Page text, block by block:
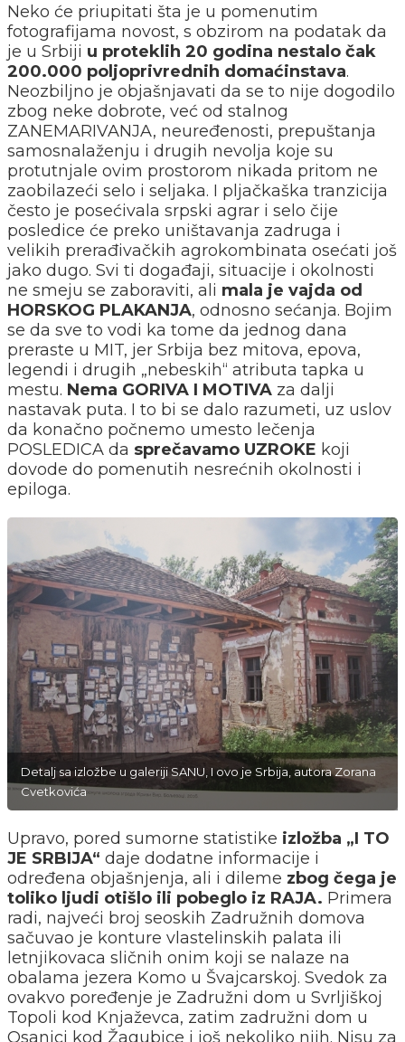
Neko će priupitati šta je u pomenutim
fotografijama novost, s obzirom na podatak da
je u Srbiji u proteklih 20 godina nestalo čak
200.000 poljoprivrednih domaćinstava.
Neozbiljno je objašnjavati da se to nije dogodilo
zbog neke dobrote, već od stalnog
ZANEMARIVANJA, neuređenosti, prepuštanja
samosnalaženju i drugih nevolja koje su
protutnjale ovim prostorom nikada pritom ne
zaobilazeći selo i seljaka. I pljačkaška tranzicija
često je posećivala srpski agrar i selo čije
posledice će preko uništavanja zadruga i
velikih prerađivačkih agrokombinata osećati još
jako dugo. Svi ti događaji, situacije i okolnosti
ne smeju se zaboraviti, ali mala je vajda od
HORSKOG PLAKANJA, odnosno sećanja. Bojim
se da sve to vodi ka tome da jednog dana
preraste u MIT, jer Srbija bez mitova, epova,
legendi i drugih „nebeskih“ atributa tapka u
mestu. Nema GORIVA I MOTIVA za dalji
nastavak puta. I to bi se dalo razumeti, uz uslov
da konačno počnemo umesto lečenja
POSLEDICA da sprečavamo UZROKE koji
dovode do pomenutih nesrećnih okolnosti i
epiloga.
Detalj sa izložbe u galeriji SANU, I ovo je Srbija, autora Zorana
Cvetkovića
Upravo, pored sumorne statistike izložba „I TO
JE SRBIJA“ daje dodatne informacije i
određena objašnjenja, ali i dileme zbog čega je
toliko ljudi otišlo ili pobeglo iz RAJA. Primera
radi, najveći broj seoskih Zadružnih domova
sačuvao je konture vlastelinskih palata ili
letnjikovaca sličnih onim koji se nalaze na
obalama jezera Komo u Švajcarskoj. Svedok za
ovakvo poređenje je Zadružni dom u Svrljiškoj
Topoli kod Knjaževca, zatim zadružni dom u
Osanici kod Žagubice i još nekoliko njih. Nisu za